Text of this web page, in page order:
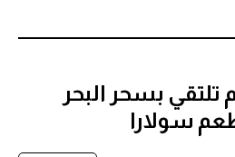
تلتقي بسحر البحر
سولارا